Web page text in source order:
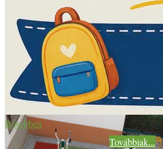
Bővebben
Továbbiak...